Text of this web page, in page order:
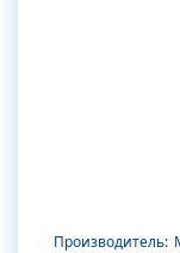
Производитель: